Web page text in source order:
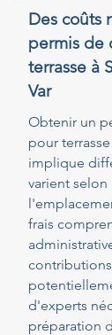
Des coûts
permis de
terrasse à
Var
Obtenir un
pour
implique
varient
frais
d'experts
préparation